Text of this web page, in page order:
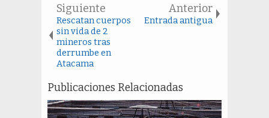
Siguiente
Rescatan cuerpos
sin vida de 2
mineros tras
derrumbe en
Atacama
Anterior
Entrada antigua
Publicaciones Relacionadas